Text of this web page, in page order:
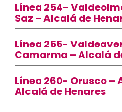
Línea 254-
Saz – Alcalá de
Línea 255-
Camarma – Alcalá
Línea 260- Orusco –
Alcalá de Henares